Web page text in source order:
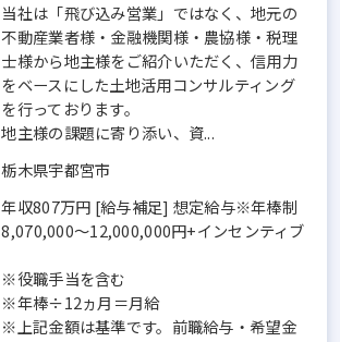
当社は「飛び込み営業」ではなく、地元の
不動産業者様・金融機関様・農協様・税理
士様から地主様をご紹介いただく、信用力
をベースにした土地活用コンサルティング
を行っております。
地主様の課題に寄り添い、資...
栃木県宇都宮市
年収807万円 [給与補足] 想定給与※年棒制
8,070,000～12,000,000円+インセンティブ
※役職手当を含む
※年棒÷12ヵ月＝月給
※上記金額は基準です。前職給与・希望金